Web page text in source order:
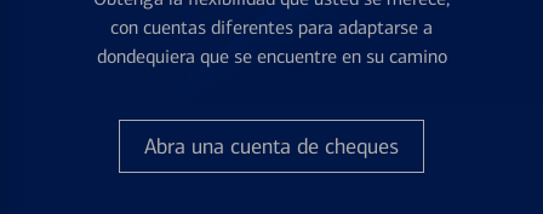
con cuentas diferentes para adaptarse a
dondequiera que se encuentre en su camino
Abra una cuenta de cheques